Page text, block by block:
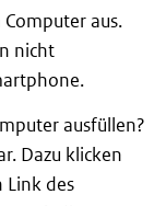
aus.
nicht
ausfüllen?
Dazu klicken
Link des